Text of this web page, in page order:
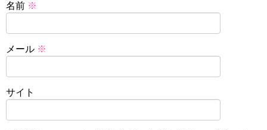
名前 ※
メール ※
サイト